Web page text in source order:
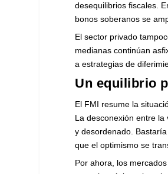
desequilibrios fiscales.
bonos soberanos se
El sector privado
medianas continúan
a estrategias de
Un equilibrio
El FMI resume la
La desconexión entre
y desordenado.
que el optimismo se
Por ahora, los